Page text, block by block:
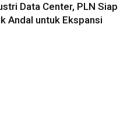
Data Center, PLN Siap
Andal untuk Ekspansi